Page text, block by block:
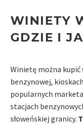
WINIETY
GDZIE I
Winietę można kupić
benzynowej,
popularnych
stacjach
słoweńskiej granicy.